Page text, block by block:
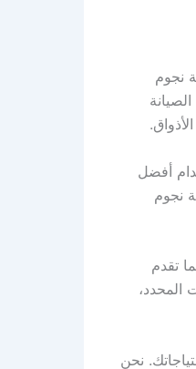
نجوم
أفضل
نجوم
تقدم
المحدد،
نحن